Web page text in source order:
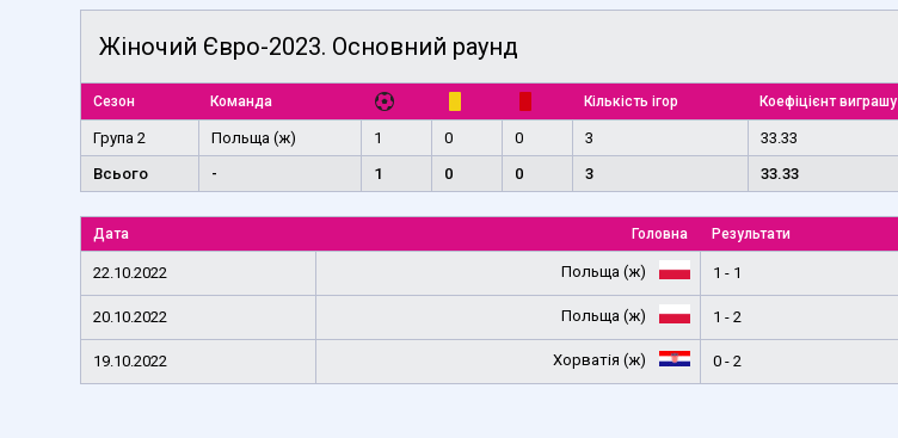
Жіночий Євро-2023. Основний раунд
Сезон Команда Кількість ігор Коефіцієнт виграшу
Група 2 Польща (ж) 1 0 0 3 33.33
Всього
- 1 0 0 3 33.33
Дата Головна Результати
22.10.2022 Польща (ж) 1 - 1
20.10.2022 Польща (ж) 1 - 2
19.10.2022 Хорватія (ж) 0 - 2